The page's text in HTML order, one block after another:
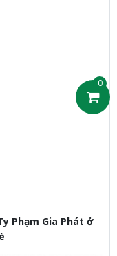
0
Phạm Gia Phát ở